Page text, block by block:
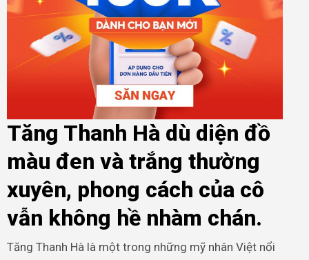
Tăng Thanh Hà dù diện đồ
màu đen và trắng thường
xuyên, phong cách của cô
vẫn không hề nhàm chán.
Tăng Thanh Hà là một trong những mỹ nhân Việt nổi